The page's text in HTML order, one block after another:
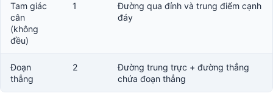
Tam giác
cân
(không
đều)
1
Đường qua đỉnh và trung điểm cạnh
đáy
Đoạn
thẳng
2
Đường trung trực + đường thẳng
chứa đoạn thẳng